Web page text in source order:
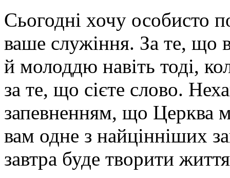
Сьогодні хочу особисто
ваше служіння. За те, що
й молоддю навіть тоді,
за те, що сієте слово.
запевненням, що Церква
вам одне з найцінніших
завтра буде творити